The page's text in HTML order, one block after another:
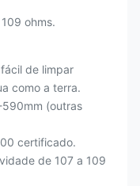
ohms.
de limpar
como a terra.
(outras
certificado.
de 107 a 109